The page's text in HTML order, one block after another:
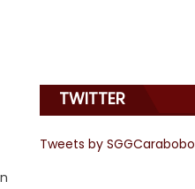
TWITTER
Tweets by SGGCarabobo